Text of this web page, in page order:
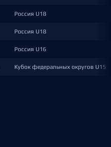
Россия U18
Россия U18
Россия U16
Кубок федеральных округов U15